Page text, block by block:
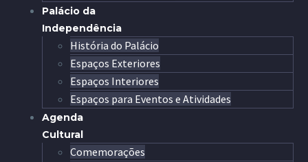
Palácio da
Independência
História do Palácio
Espaços Exteriores
Espaços Interiores
Espaços para Eventos e Atividades
Agenda
Cultural
Comemorações